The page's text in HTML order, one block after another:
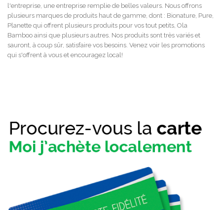
l'entreprise, une entreprise remplie de belles valeurs. Nous offrons
plusieurs marques de produits haut de gamme, dont : Bionature, Pure,
Planette qui offrent plusieurs produits pour vos tout petits, Ola
Bamboo ainsi que plusieurs autres. Nos produits sont très variés et
sauront, à coup sûr, satisfaire vos besoins. Venez voir les promotions
qui s'offrent à vous et encouragez local!